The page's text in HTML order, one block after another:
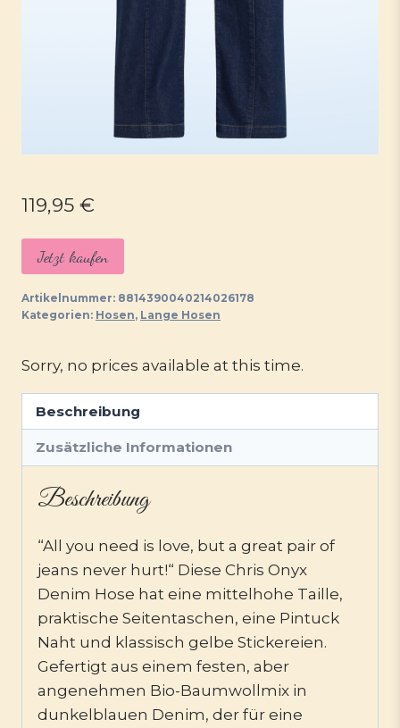
119,95 €
Jetzt kaufen
Artikelnummer: 8814390040214026178
Kategorien: Hosen, Lange Hosen
Sorry, no prices available at this time.
Beschreibung
Zusätzliche Informationen
Beschreibung
“All you need is love, but a great pair of
jeans never hurt!“ Diese Chris Onyx
Denim Hose hat eine mittelhohe Taille,
praktische Seitentaschen, eine Pintuck
Naht und klassisch gelbe Stickereien.
Gefertigt aus einem festen, aber
angenehmen Bio-Baumwollmix in
dunkelblauen Denim, der für eine